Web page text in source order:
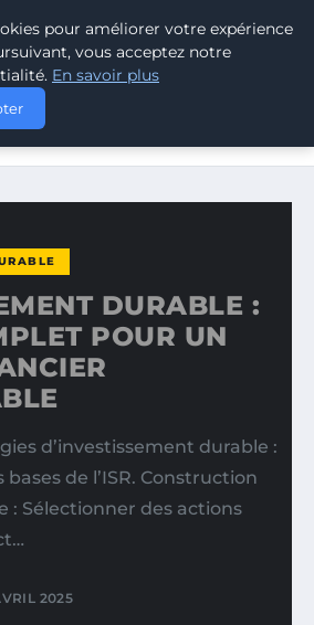
DURABLE
: GUIDE COMPLET POUR UN
DURABLE :
POUR UN
d’investissement durable :
de l’ISR. Construction
: Sélectionner des actions
2025
pour améliorer votre expérience
vous acceptez notre
En savoir plus